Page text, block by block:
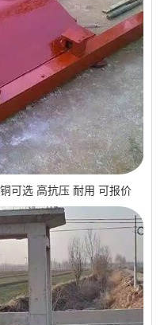
可选 高抗压 耐用 可报价